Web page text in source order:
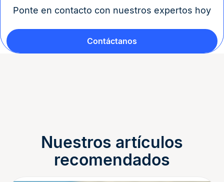
Ponte en contacto con nuestros expertos hoy
Contáctanos
Nuestros artículos
recomendados